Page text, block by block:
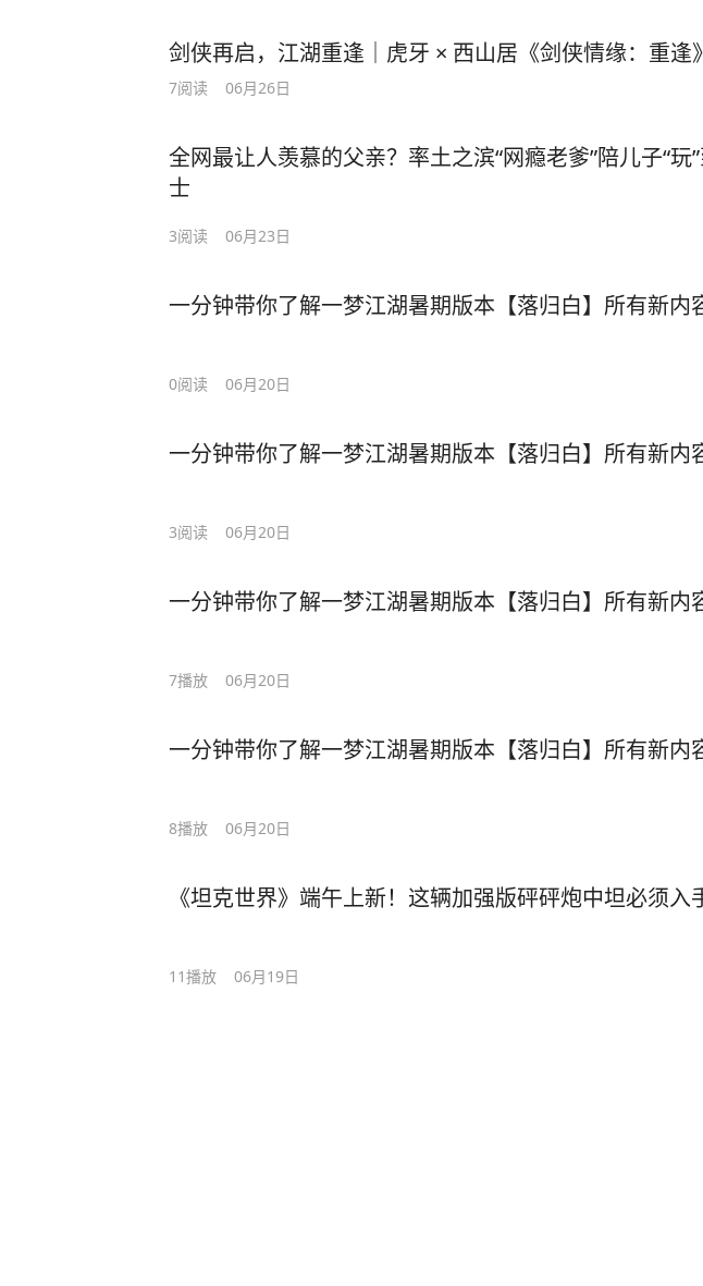
剑侠再启，江湖重逢｜虎牙 × 西山居《剑侠情缘：重逢
7阅读 06月26日
全网最让人羡慕的父亲？率土之滨“网瘾老爹”陪儿子“玩
士
3阅读 06月23日
一分钟带你了解一梦江湖暑期版本【落归白】所有新内
0阅读 06月20日
一分钟带你了解一梦江湖暑期版本【落归白】所有新内
3阅读 06月20日
一分钟带你了解一梦江湖暑期版本【落归白】所有新内
7播放 06月20日
一分钟带你了解一梦江湖暑期版本【落归白】所有新内
8播放 06月20日
《坦克世界》端午上新！这辆加强版砰砰炮中坦必须入
11播放 06月19日